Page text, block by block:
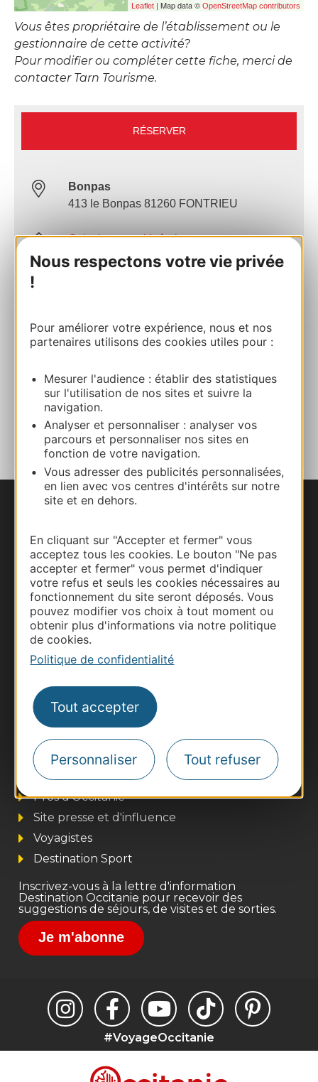
Nous respectons votre vie privée
!
Pour améliorer votre expérience, nous et nos
partenaires utilisons des cookies utiles pour :
Mesurer l'audience : établir des statistiques
sur l'utilisation de nos sites et suivre la
navigation.
Analyser et personnaliser : analyser vos
parcours et personnaliser nos sites en
fonction de votre navigation.
Vous adresser des publicités personnalisées,
en lien avec vos centres d'intérêts sur notre
site et en dehors.
En cliquant sur "Accepter et fermer" vous
acceptez tous les cookies. Le bouton "Ne pas
accepter et fermer" vous permet d'indiquer
votre refus et seuls les cookies nécessaires au
fonctionnement du site seront déposés. Vous
pouvez modifier vos choix à tout moment ou
obtenir plus d'informations via notre politique
de cookies.
Politique de confidentialité
Tout accepter
Personnaliser Tout refuser
Leaflet | Map data © OpenStreetMap contributors
Vous êtes propriétaire de l’établissement ou le
gestionnaire de cette activité?
Pour modifier ou compléter cette fiche, merci de
contacter Tarn Tourisme.
RÉSERVER
Bonpas
413 le Bonpas 81260 FONTRIEU
Calculez votre itinéraire
E-mail
Site internet
AJOUTER
AU CARNET
Carte interactive
Documentation
Thermalisme
Business/Mice
Pros d'Occitanie
Site presse et d'influence
Voyagistes
Destination Sport
Inscrivez-vous à la lettre d'information
Destination Occitanie pour recevoir des
suggestions de séjours, de visites et de sorties.
Je m'abonne
#VoyageOccitanie